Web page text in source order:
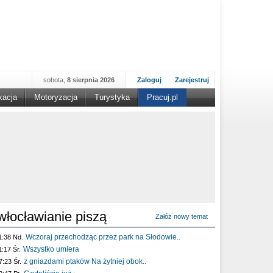
Zaloguj Zarejestruj
sobota, 8 sierpnia 2026
Motoryzacja Turystyka Pracuj.pl
piszą Załóż nowy temat
Nd. Wczoraj przechodząc przez park na Słodowie..
Śr. Wszystko umiera
Śr. z gniazdami ptaków Na żytniej obok..